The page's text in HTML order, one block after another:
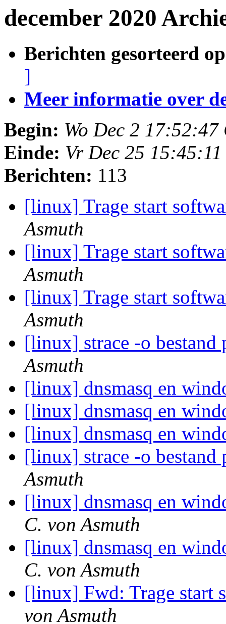
december 2020
Berichten gesorteerd
]
Meer informatie over
Begin: Wo Dec 2 17:52:47
Einde: Vr Dec 25
Berichten: 113
[linux] Trage start
Asmuth
[linux] Trage start
Asmuth
[linux] Trage start
Asmuth
[linux] strace -o bestand
Asmuth
[linux] dnsmasq en
[linux] dnsmasq en
[linux] dnsmasq en
[linux] strace -o bestand
Asmuth
[linux] dnsmasq en
C. von Asmuth
[linux] dnsmasq en
C. von Asmuth
[linux] Fwd: Trage
von Asmuth